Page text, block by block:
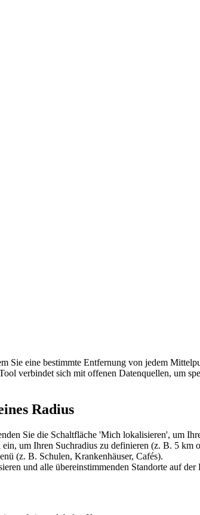
Sie eine bestimmte Entfernung von jedem
verbindet sich mit offenen Datenquellen, um
Radius
Sie die Schaltfläche 'Mich lokalisieren', um
ein, um Ihren Suchradius zu definieren (z. B. 5 km
(z. B. Schulen, Krankenhäuser, Cafés).
und alle übereinstimmenden Standorte auf der